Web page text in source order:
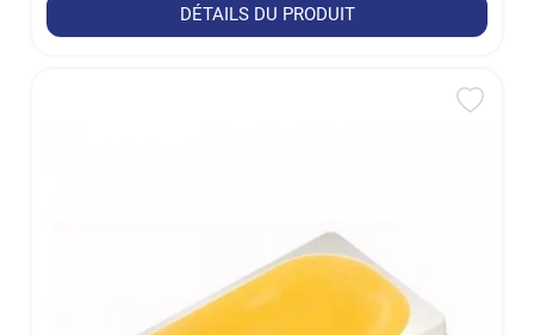
DÉTAILS DU PRODUIT